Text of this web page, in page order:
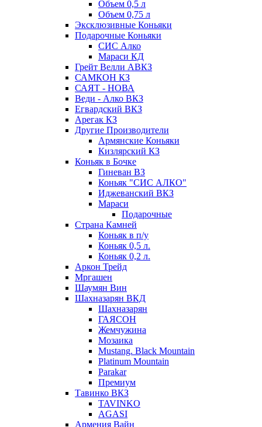
Объем 0,5 л
Объем 0,75 л
Эксклюзивные Коньяки
Подарочные Коньяки
СИС Алко
Мараси КД
Грейт Велли АВКЗ
САМКОН КЗ
САЯТ - НОВА
Веди - Алко ВКЗ
Егвардский ВКЗ
Арегак КЗ
Другие Производители
Армянские Коньяки
Кизлярский КЗ
Коньяк в Бочке
Гиневан ВЗ
Коньяк "СИС АЛКО"
Иджеванский ВКЗ
Мараси
Подарочные
Страна Камней
Коньяк в п/у
Коньяк 0,5 л.
Коньяк 0,2 л.
Аркон Трейд
Мргашен
Шаумян Вин
Шахназарян ВКД
Шахназарян
ГАЯСОН
Жемчужина
Мозаика
Mustang. Black Mountain
Platinum Mountain
Parakar
Премиум
Тавинко ВКЗ
TAVINKO
AGASI
Армения Вайн